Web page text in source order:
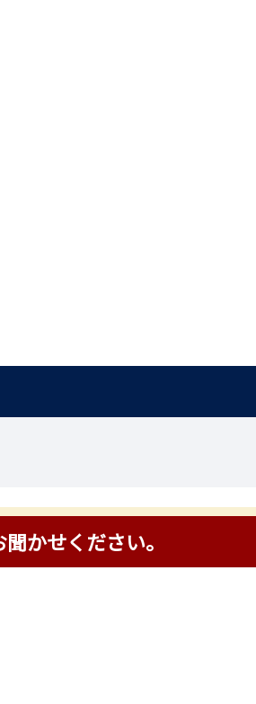
かせください。